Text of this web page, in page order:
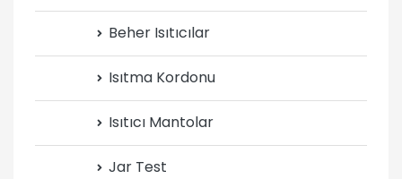
Beher Isıtıcılar
Isıtma Kordonu
Isıtıcı Mantolar
Jar Test